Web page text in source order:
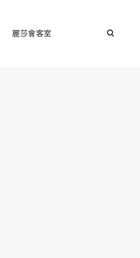
麗莎會客室
open